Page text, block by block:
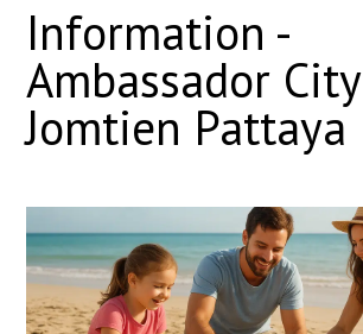
Information -
Ambassador City
Jomtien Pattaya